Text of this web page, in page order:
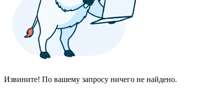
Извините! По вашему запросу ничего не найдено.